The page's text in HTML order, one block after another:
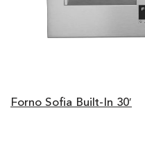
Forno Sofia Built-In 30′